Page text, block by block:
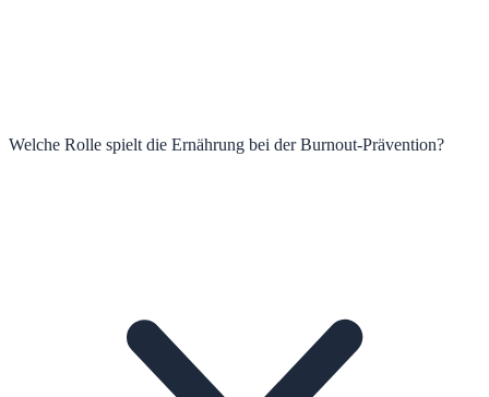
Welche Rolle spielt die Ernährung bei der Burnout-Prävention?